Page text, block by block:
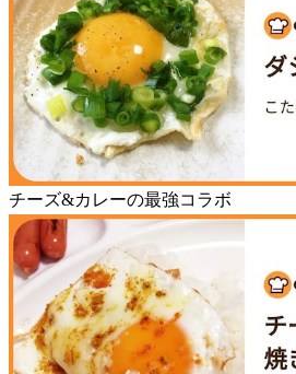
チーズ&カレーの最強コラボ